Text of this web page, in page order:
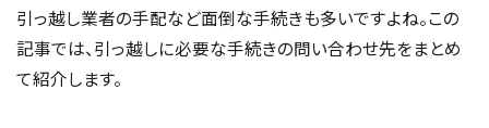
引っ越し業者の手配など面倒な手続きも多いですよね。この
記事では、引っ越しに必要な手続きの問い合わせ先をまとめ
て紹介します。